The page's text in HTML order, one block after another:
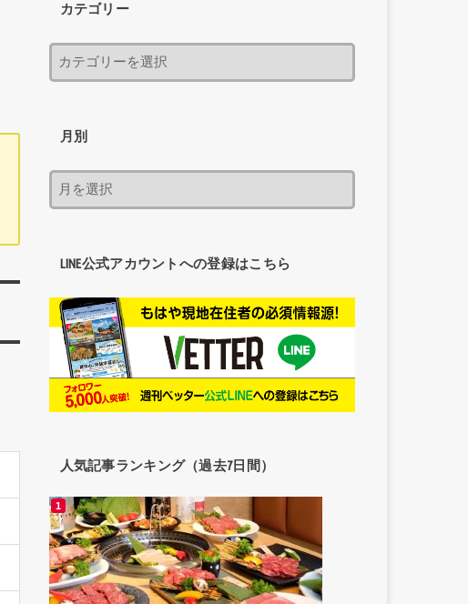
カテゴリー
月別
LINE公式アカウントへの登録はこちら
人気記事ランキング（過去7日間）